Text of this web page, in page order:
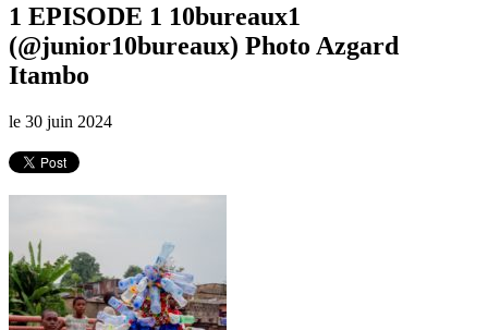
1 EPISODE 1 10bureaux1
(@junior10bureaux) Photo Azgard
Itambo
le 30 juin 2024